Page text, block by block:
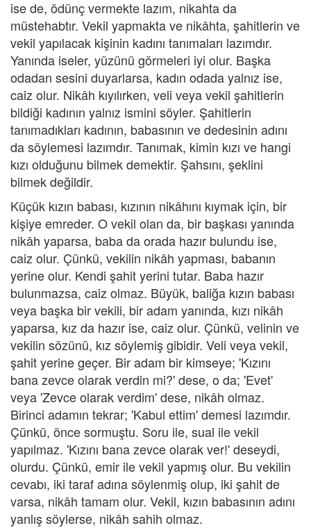
ise de, ödünç vermekte lazım, nikahta da
müstehabtır. Vekil yapmakta ve nikâhta, şahitlerin ve
vekil yapılacak kişinin kadını tanımaları lazımdır.
Yanında iseler, yüzünü görmeleri iyi olur. Başka
odadan sesini duyarlarsa, kadın odada yalnız ise,
caiz olur. Nikâh kıyılırken, veli veya vekil şahitlerin
bildiği kadının yalnız ismini söyler. Şahitlerin
tanımadıkları kadının, babasının ve dedesinin adını
da söylemesi lazımdır. Tanımak, kimin kızı ve hangi
kızı olduğunu bilmek demektir. Şahsını, şeklini
bilmek değildir.
Küçük kızın babası, kızının nikâhını kıymak için, bir
kişiye emreder. O vekil olan da, bir başkası yanında
nikâh yaparsa, baba da orada hazır bulundu ise,
caiz olur. Çünkü, vekilin nikâh yapması, babanın
yerine olur. Kendi şahit yerini tutar. Baba hazır
bulunmazsa, caiz olmaz. Büyük, baliğa kızın babası
veya başka bir vekili, bir adam yanında, kızı nikâh
yaparsa, kız da hazır ise, caiz olur. Çünkü, velinin ve
vekilin sözünü, kız söylemiş gibidir. Veli veya vekil,
şahit yerine geçer. Bir adam bir kimseye; 'Kızını
bana zevce olarak verdin mi?' dese, o da; 'Evet'
veya 'Zevce olarak verdim' dese, nikâh olmaz.
Birinci adamın tekrar; 'Kabul ettim' demesi lazımdır.
Çünkü, önce sormuştu. Soru ile, sual ile vekil
yapılmaz. 'Kızını bana zevce olarak ver!' deseydi,
olurdu. Çünkü, emir ile vekil yapmış olur. Bu vekilin
cevabı, iki taraf adına söylenmiş olup, iki şahit de
varsa, nikâh tamam olur. Vekil, kızın babasının adını
yanlış söylerse, nikâh sahih olmaz.